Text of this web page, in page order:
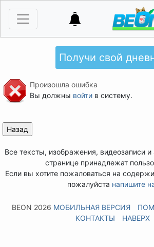
Получи свой
Произошла ошибка
Вы должны войтив систему.
Все тексты, изображения, видеозаписи и
странице принадлежат
Если вы хотите пожаловаться на
пожалуйста напишите
BEON 2026 МОБИЛЬНАЯ ВЕРСИЯ
КОНТАКТЫ
НАВЕРХ